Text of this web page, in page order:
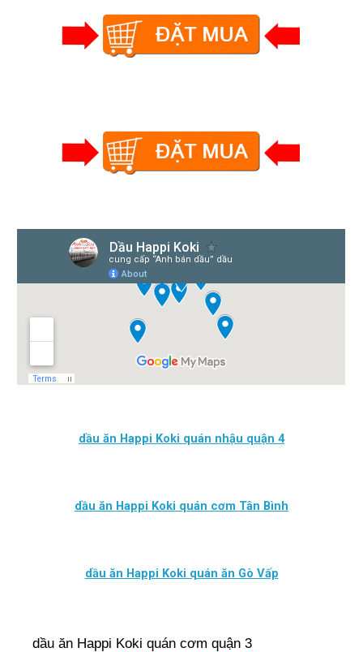
dầu ăn Happi Koki quán nhậu quận 4
dầu ăn Happi Koki quán cơm Tân Bình
dầu ăn Happi Koki quán ăn Gò Vấp
dầu ăn Happi Koki quán cơm quận 3